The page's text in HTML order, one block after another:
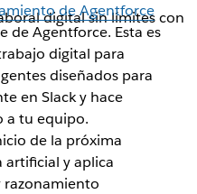
digital sin límites con
de Agentforce
de Agentforce. Esta es
digital para
diseñados para
en Slack y hace
a tu equipo.
de la próxima
artificial y aplica
razonamiento